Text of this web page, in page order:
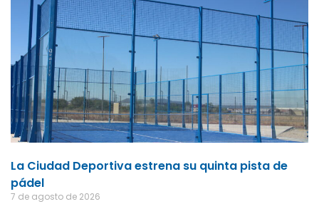
La Ciudad Deportiva estrena su quinta pista de
pádel
7 de agosto de 2026